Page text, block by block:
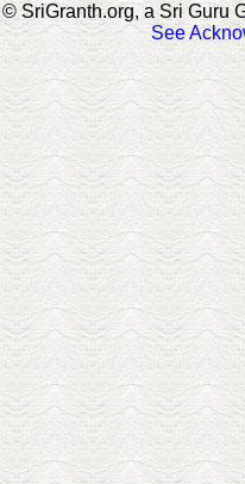
© SriGranth.org, a Sri Guru
See